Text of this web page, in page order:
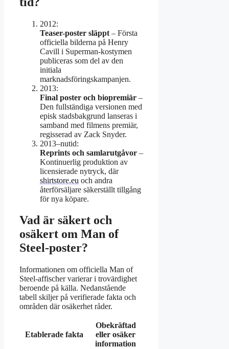
2012:
Teaser-poster släppt – Första
officiella bilderna på Henry
Cavill i Superman-kostymen
publiceras som del av den
initiala
marknadsföringskampanjen.
2013:
Final poster och biopremiär –
Den fullständiga versionen med
episk stadsbakgrund lanseras i
samband med filmens premiär,
regisserad av Zack Snyder.
2013–nutid:
Reprints och samlarutgåvor –
Kontinuerlig produktion av
licensierade nytryck, där
shirtstore.eu och andra
återförsäljare säkerställt tillgång
för nya köpare.
Vad är säkert och
osäkert om Man of
Steel-poster?
Informationen om officiella Man of
Steel-affischer varierar i trovärdighet
beroende på källa. Nedanstående
tabell skiljer på verifierade fakta och
områden där osäkerhet råder.
Etablerade fakta
Obekräftad
eller osäker
information